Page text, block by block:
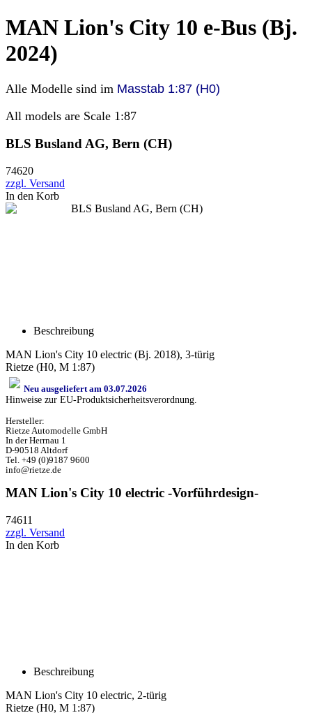
MAN Lion's City 10 e-Bus (Bj.
2024)
Alle Modelle sind im Masstab 1:87 (H0)
All models are Scale 1:87
BLS Busland AG, Bern (CH)
74620
zzgl. Versand
In den Korb
Beschreibung
MAN Lion's City 10 electric (Bj. 2018), 3-türig
Rietze (H0, M 1:87)
Neu ausgeliefert am 03.07.2026
Hinweise zur EU-Produktsicherheitsverordnung.
Hersteller:
Rietze Automodelle GmbH
In der Herrnau 1
D-90518 Altdorf
Tel. +49 (0)9187 9600
info@rietze.de
MAN Lion's City 10 electric -Vorführdesign-
74611
zzgl. Versand
In den Korb
Beschreibung
MAN Lion's City 10 electric, 2-türig
Rietze (H0, M 1:87)